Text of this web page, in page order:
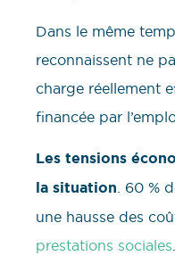
Dans le même
reconnaissent ne
charge réellement
financée par
Les tensions
la situation. 60 %
une hausse des
prestations sociales